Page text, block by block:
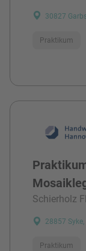
30827
Praktikum
Schierholz
28857
Praktikum